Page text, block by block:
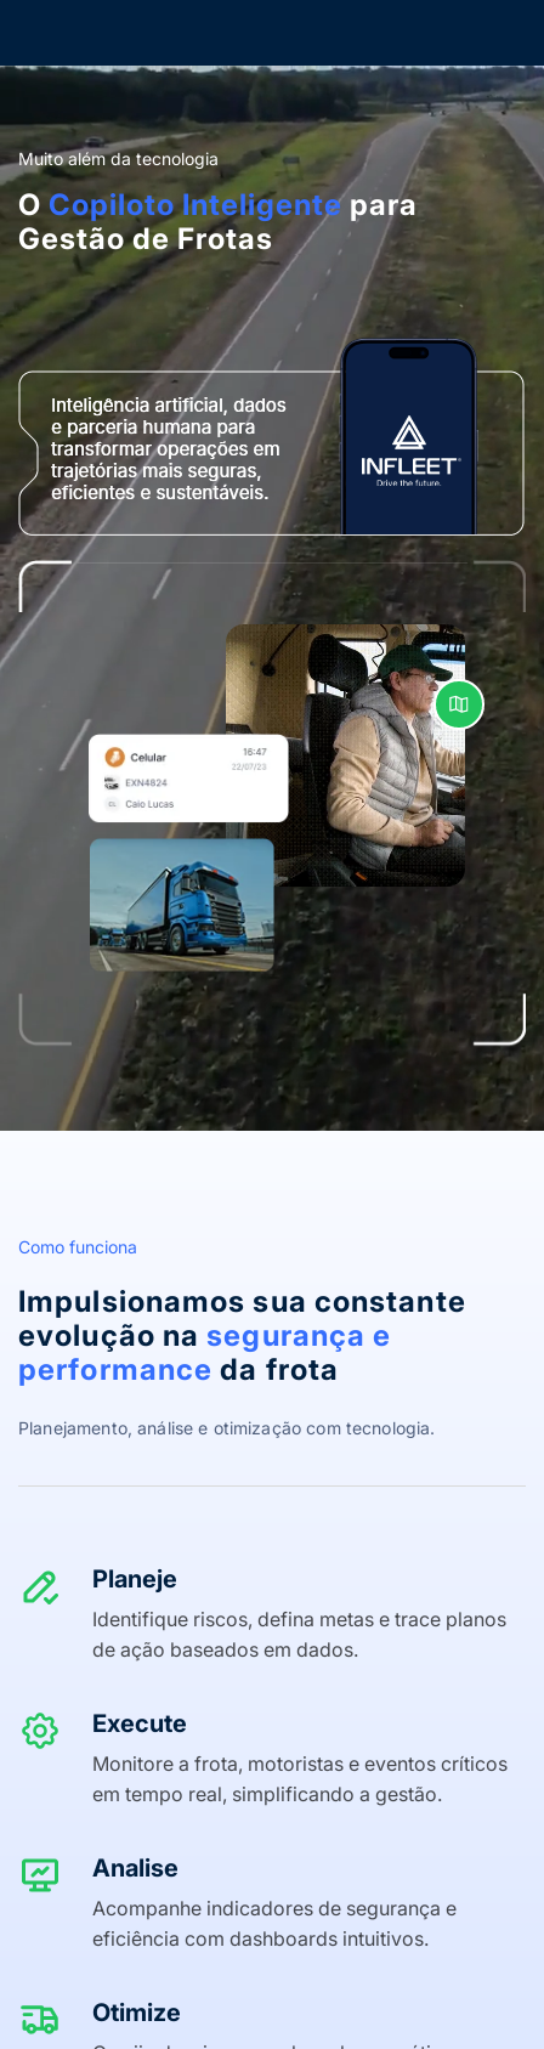
Muito além da tecnologia
O Copiloto Inteligentepara
Gestão de Frotas
Como funciona
Impulsionamos sua constante
evolução na segurança e
performance da frota
Planejamento, análise e otimização com tecnologia.
Planeje
Identifique riscos, defina metas e trace planos
de ação baseados em dados.
Execute
Monitore a frota, motoristas e eventos críticos
em tempo real, simplificando a gestão.
Analise
Acompanhe indicadores de segurança e
eficiência com dashboards intuitivos.
Otimize